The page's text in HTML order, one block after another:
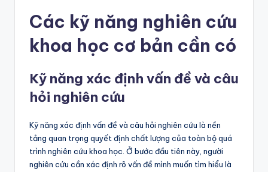
Các kỹ năng nghiên cứu
khoa học cơ bản cần có
Kỹ năng xác định vấn đề và câu
hỏi nghiên cứu
Kỹ năng xác định vấn đề và câu hỏi nghiên cứu là nền
tảng quan trọng quyết định chất lượng của toàn bộ quá
trình nghiên cứu khoa học. Ở bước đầu tiên này, người
nghiên cứu cần xác định rõ vấn đề mình muốn tìm hiểu là